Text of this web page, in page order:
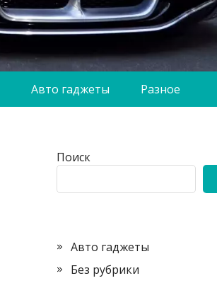
Авто гаджеты Разное
Поиск
Авто гаджеты
Без рубрики